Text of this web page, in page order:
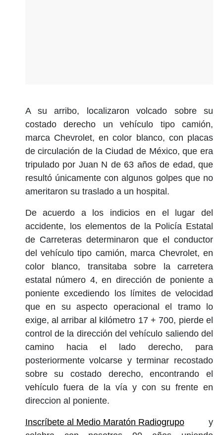
A su arribo, localizaron volcado sobre su
costado derecho un vehículo tipo camión,
marca Chevrolet, en color blanco, con placas
de circulación de la Ciudad de México, que era
tripulado por Juan N de 63 años de edad, que
resultó únicamente con algunos golpes que no
ameritaron su traslado a un hospital.
De acuerdo a los indicios en el lugar del
accidente, los elementos de la Policía Estatal
de Carreteras determinaron que el conductor
del vehículo tipo camión, marca Chevrolet, en
color blanco, transitaba sobre la carretera
estatal número 4, en dirección de poniente a
poniente excediendo los límites de velocidad
que en su aspecto operacional el tramo lo
exige, al arribar al kilómetro 17 + 700, pierde el
control de la dirección del vehículo saliendo del
camino hacia el lado derecho, para
posteriormente volcarse y terminar recostado
sobre su costado derecho, encontrando el
vehículo fuera de la vía y con su frente en
direccion al poniente.
Inscríbete al Medio Maratón Radiogrupoy